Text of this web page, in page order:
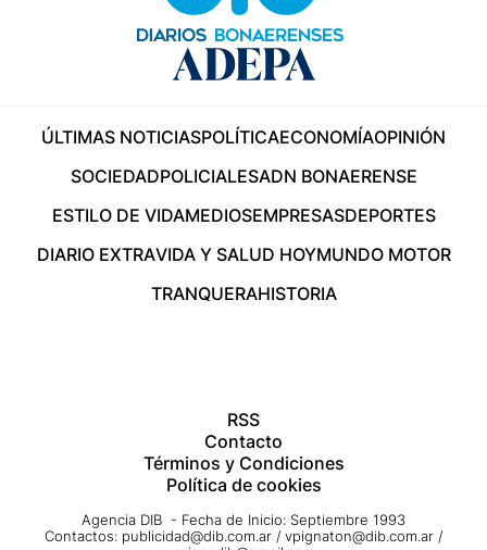
ÚLTIMAS NOTICIASPOLÍTICAECONOMÍAOPINIÓN
SOCIEDADPOLICIALESADN BONAERENSE
ESTILO DE VIDAMEDIOSEMPRESASDEPORTES
DIARIO EXTRAVIDA Y SALUD HOYMUNDO MOTOR
TRANQUERAHISTORIA
RSS
Contacto
Términos y Condiciones
Política de cookies
Agencia DIB - Fecha de Inicio: Septiembre 1993
Contactos: publicidad@dib.com.ar / vpignaton@dib.com.ar /